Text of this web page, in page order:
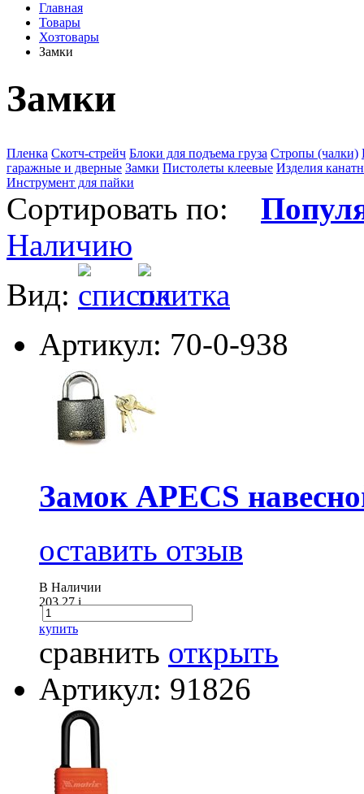
Главная
Товары
Хозтовары
Замки
Замки
Пленка Скотч-стрейч Блоки для подъема груза Стропы (чалки)
гаражные и дверные Замки Пистолеты клеевые Изделия
Инструмент для пайки
Сортировать по:
Наличию
Вид:
Артикул: 70-0-938
Замок APECS
оставить отзыв
В Наличии
203.27i
купить
сравнить открыть
Артикул: 91826